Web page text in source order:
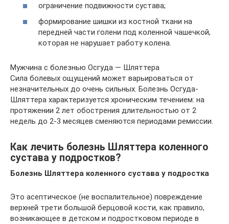
ограничение подвижности сустава;
формирование шишки из костной ткани на
передней части голени под коленной чашечкой,
которая не нарушает работу колена.
Мужчина с болезнью Осгуда — Шляттера
Сила болевых ощущений может варьироваться от
незначительных до очень сильных. Болезнь Осгуда-
Шляттера характеризуется хроническим течением: на
протяжении 2 лет обострения длительностью от 2
недель до 2-3 месяцев сменяются периодами ремиссии.
Как лечить болезнь Шляттера коленного
сустава у подростков?
Болезнь Шляттера коленного сустава у подростка
Это асептическое (не воспалительное) повреждение
верхней трети большой берцовой кости, как правило,
возникающее в детском и подростковом периоде в